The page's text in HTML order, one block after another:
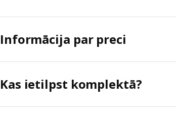
Informācija par preci
Kas ietilpst komplektā?